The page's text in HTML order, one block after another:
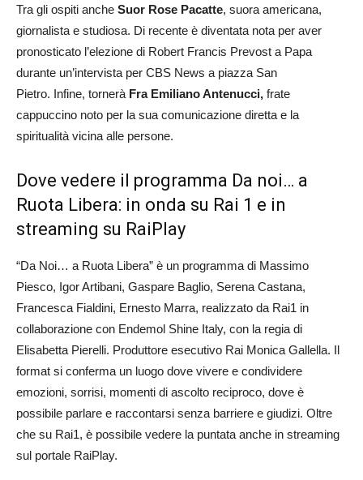
Tra gli ospiti anche Suor Rose Pacatte, suora americana,
giornalista e studiosa. Di recente è diventata nota per aver
pronosticato l’elezione di Robert Francis Prevost a Papa
durante un’intervista per CBS News a piazza San
Pietro. Infine, tornerà Fra Emiliano Antenucci, frate
cappuccino noto per la sua comunicazione diretta e la
spiritualità vicina alle persone.
Dove vedere il programma Da noi… a
Ruota Libera: in onda su Rai 1 e in
streaming su RaiPlay
“Da Noi… a Ruota Libera” è un programma di Massimo
Piesco, Igor Artibani, Gaspare Baglio, Serena Castana,
Francesca Fialdini, Ernesto Marra, realizzato da Rai1 in
collaborazione con Endemol Shine Italy, con la regia di
Elisabetta Pierelli. Produttore esecutivo Rai Monica Gallella. Il
format si conferma un luogo dove vivere e condividere
emozioni, sorrisi, momenti di ascolto reciproco, dove è
possibile parlare e raccontarsi senza barriere e giudizi. Oltre
che su Rai1, è possibile vedere la puntata anche in streaming
sul portale RaiPlay.